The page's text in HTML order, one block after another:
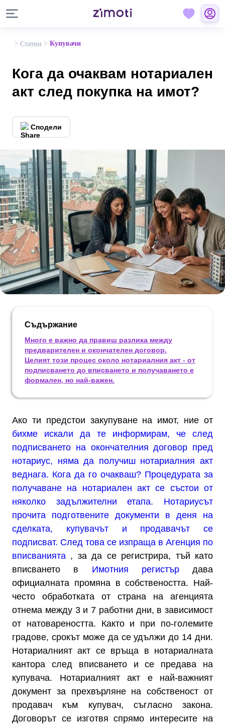
Статии Купувачи
Кога да очаквам нотариален
акт след покупка на имот?
Сподели
Съдържание
Много е важно да правиш разлика между
предварителен и окончателен договор.
Целият този процес около нотариалния акт - от
подписването до вписването и получаването е
формален, но най-важен.
Ако ти предстои закупуване на имот, ние от
бихме искали да те информирам, че след
подписването на окончателния договор пред
нотариус, няма да получиш нотариалния акт
веднага. Кога да го очакваш? Процедурата за
получаване на нотариален акт се състои от
няколко задължителни етапа. Нотариусът
прочита подготвените документи в деня на
сделката, купувачът и продавачът се
подписват. След това се изпраща в Агенция по
вписванията , за да се регистрира, тъй като
вписването в Имотния регистърдава
официалната промяна в собствеността. Най-
често обработката от страна на агенцията
отнема между 3 и 7 работни дни, в зависимост
от натовареността. Както и при по-големите
градове, срокът може да се удължи до 14 дни.
Нотариалният акт се връща в нотариалната
кантора след вписването и се предава на
купувача. Нотариалният акт е най-важният
документ за прехвърляне на собственост от
продавач към купувач, съгласно закона.
Договорът се изготвя спрямо интересите на